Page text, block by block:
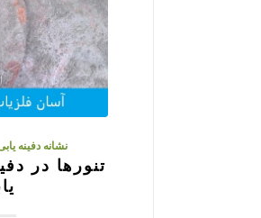
نشانه دفینه
تنورها در